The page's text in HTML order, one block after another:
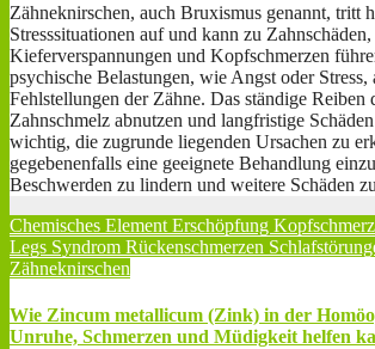
Zähneknirschen, auch Bruxismus genannt, tritt
Stresssituationen auf und kann zu Zahnschäden,
Kieferverspannungen und Kopfschmerzen
psychische Belastungen, wie Angst oder Stress,
Fehlstellungen der Zähne. Das ständige Reiben
Zahnschmelz abnutzen und langfristige
wichtig, die zugrunde liegenden Ursachen zu
gegebenenfalls eine geeignete Behandlung
Beschwerden zu lindern und weitere Schäden
Chemisches Element Erschöpfung
Legs Syndrom Rückenschmerzen
Zähneknirschen
Wie Zincum metallicum (Zink) in der
Unruhe, Schmerzen und Müdigkeit helfen